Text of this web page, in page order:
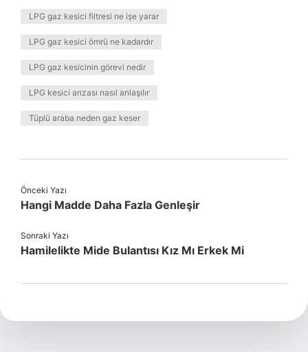
LPG gaz kesici filtresi ne işe yarar
LPG gaz kesici ömrü ne kadardır
LPG gaz kesicinin görevi nedir
LPG kesici arızası nasıl anlaşılır
Tüplü araba neden gaz keser
Önceki Yazı
Hangi Madde Daha Fazla Genleşir
Sonraki Yazı
Hamilelikte Mide Bulantısı Kız Mı Erkek Mi